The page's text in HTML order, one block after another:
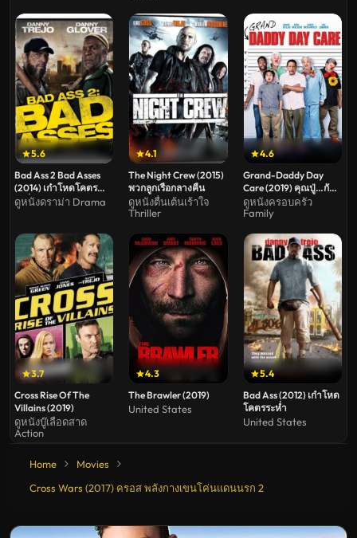
5.6
Bad Ass 2 Bad Asses
(2014) เก๋าโหดโคตร
ระห่ำ 2
ดูหนังดราม่า Drama
4.1
The Night Crew (2015)
พวกลูกเรือกลางคืน
ดูหนังตื่นเต้นเร้าใจ
Thriller
4.6
Grand-Daddy Day
Care (2019) คุณปู่…กับ
วัน แห่งการดูแล
ดูหนังครอบครัว
Family
3.7
Cross Rise Of The
Villains (2019)
ดูหนังบู๊เลือดสาด
Action
4.3
The Brawler (2019)
United States
5.4
Bad Ass (2012) เก๋าโหด
โคตรระห่ำ
United States
Home
Movies
Cross Wars (2017) ครอส พลังกางเขนโค่นแดนนรก 2